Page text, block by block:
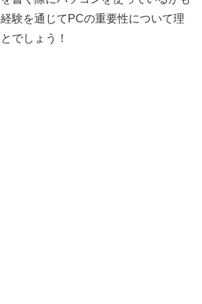
験を通じてPCの重要性について理
でしょう！